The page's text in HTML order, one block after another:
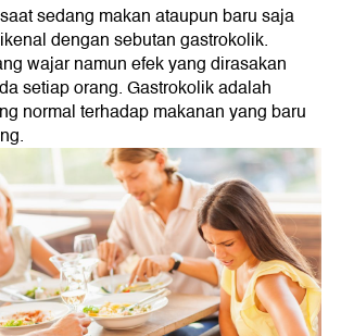
sedang makan ataupun baru saja
dengan sebutan gastrokolik.
wajar namun efek yang dirasakan
setiap orang. Gastrokolik adalah
normal terhadap makanan yang baru